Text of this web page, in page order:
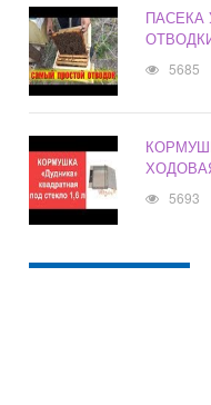
ПАСЕКА
5685
5693